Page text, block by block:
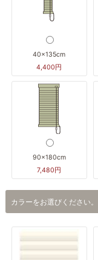
40×135cm
4,400円
90×180cm
7,480円
カラーをお選びください。